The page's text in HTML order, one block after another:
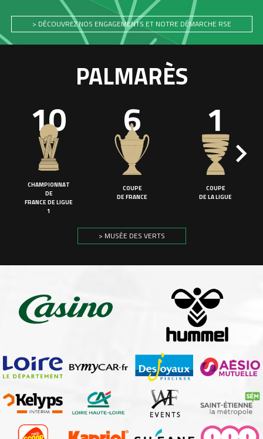
> DÉCOUVREZ NOS ENGAGEMENTS ET NOTRE DÉMARCHE RSE
PALMARÈS
10
CHAMPIONNAT
DE
FRANCE DE LIGUE
1
6
COUPE
DE FRANCE
1
COUPE
DE LA LIGUE
> MUSÉE DES VERTS